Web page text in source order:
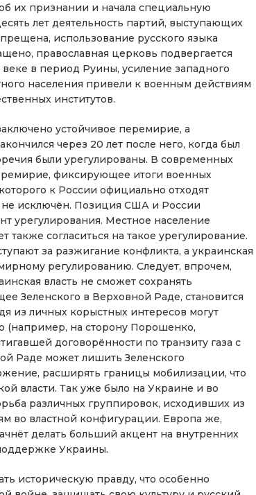
их признании и начала специальную
лет деятельность партий, выступающих
использование русского языка
православная церковь подвергается
в период Руины, усиление западного
населения привели к военным действиям
институтов.
устойчивое перемирие, а
через 20 лет после него, когда был
были урегулированы. В современных
фиксирующее итоги военных
к России официально отходят
не исключён. Позиция США и России
урегулирования. Местное население
согласиться на такое урегулирование.
за разжигание конфликта, а украинская
регулированию. Следует, впрочем,
власть не сможет сохранять
Зеленского в Верховной Раде, становится
из личных корыстных интересов могут
(например, на сторону Порошенко,
договорённости по транзиту газа с
Раде может лишить Зеленского
расширять границы мобилизации, что
власти. Так уже было на Украине и во
различных группировок, исходивших из
во властной конфигурации. Европа же,
делать больший акцент на внутренних
Украины.
историческую правду, что особенно